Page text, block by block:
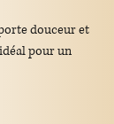
douceur et
pour un